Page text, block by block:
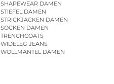
SHAPEWEAR DAMEN
STIEFEL DAMEN
STRICKJACKEN DAMEN
SOCKEN DAMEN
TRENCHCOATS
WIDELEG JEANS
WOLLMÄNTEL DAMEN